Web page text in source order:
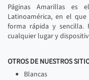
Páginas Amarillas es
Latinoamérica, en el
forma rápida y sencilla.
cualquier lugar y
OTROS DE NUESTROS
Blancas